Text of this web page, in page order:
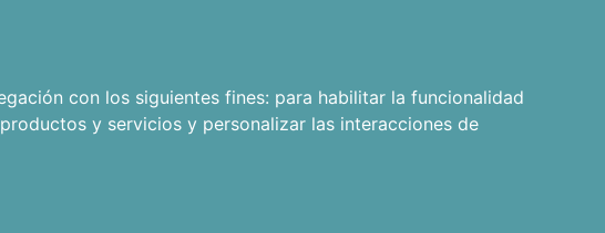
con los siguientes fines: para habilitar la funcionalidad
y servicios y personalizar las interacciones de